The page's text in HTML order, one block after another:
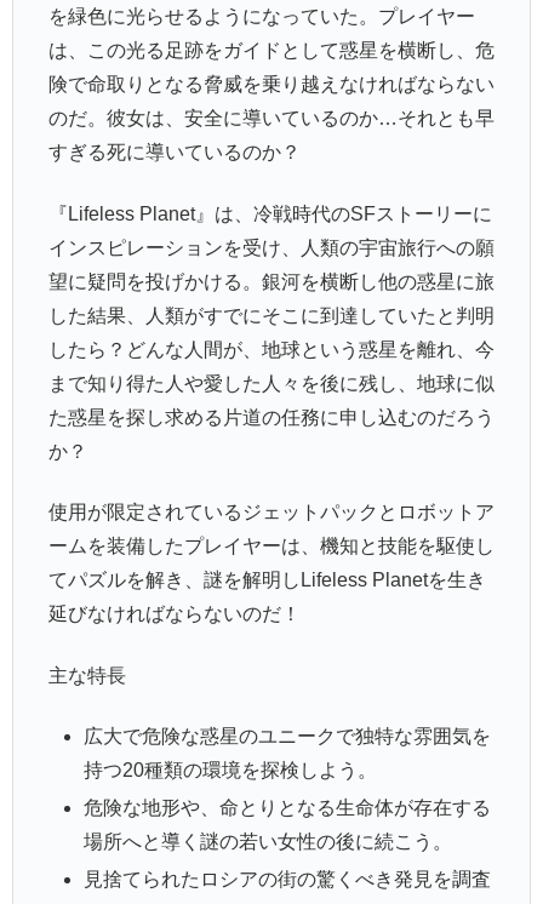
を緑色に光らせるようになっていた。プレイヤー
は、この光る足跡をガイドとして惑星を横断し、危
険で命取りとなる脅威を乗り越えなければならない
のだ。彼女は、安全に導いているのか…それとも早
すぎる死に導いているのか？
『Lifeless Planet』は、冷戦時代のSFストーリーに
インスピレーションを受け、人類の宇宙旅行への願
望に疑問を投げかける。銀河を横断し他の惑星に旅
した結果、人類がすでにそこに到達していたと判明
したら？どんな人間が、地球という惑星を離れ、今
まで知り得た人や愛した人々を後に残し、地球に似
た惑星を探し求める片道の任務に申し込むのだろう
か？
使用が限定されているジェットパックとロボットア
ームを装備したプレイヤーは、機知と技能を駆使し
てパズルを解き、謎を解明しLifeless Planetを生き
延びなければならないのだ！
主な特長
広大で危険な惑星のユニークで独特な雰囲気を
持つ20種類の環境を探検しよう。
危険な地形や、命とりとなる生命体が存在する
場所へと導く謎の若い女性の後に続こう。
見捨てられたロシアの街の驚くべき発見を調査